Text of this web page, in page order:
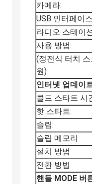
카메라:
USB 인터페이스
라디오 스테이
사용 방법:
(정전식 터치 스
원)
인터넷 업데이
콜드 스타트 시
핫 스타트:
슬립:
슬립 메모리
설치 방법
전환 방법
핸들 MODE 버